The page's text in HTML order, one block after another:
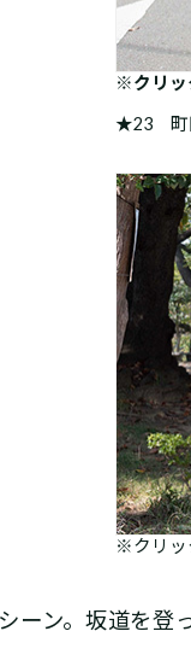
※クリッ
★23 町
※クリッ
ーン。坂道を登